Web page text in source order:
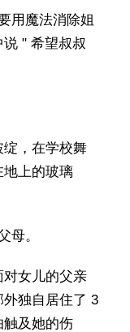
用魔法消除姐
" 希望叔叔
绽，在学校舞
上的玻璃
母。
对女儿的父亲
独自居住了 3
及她的伤